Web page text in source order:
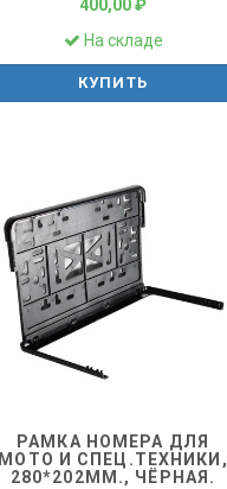
400,00 ₽
На складе
КУПИТЬ
РАМКА НОМЕРА ДЛЯ
МОТО И СПЕЦ.ТЕХНИКИ,
280*202ММ., ЧЁРНАЯ.